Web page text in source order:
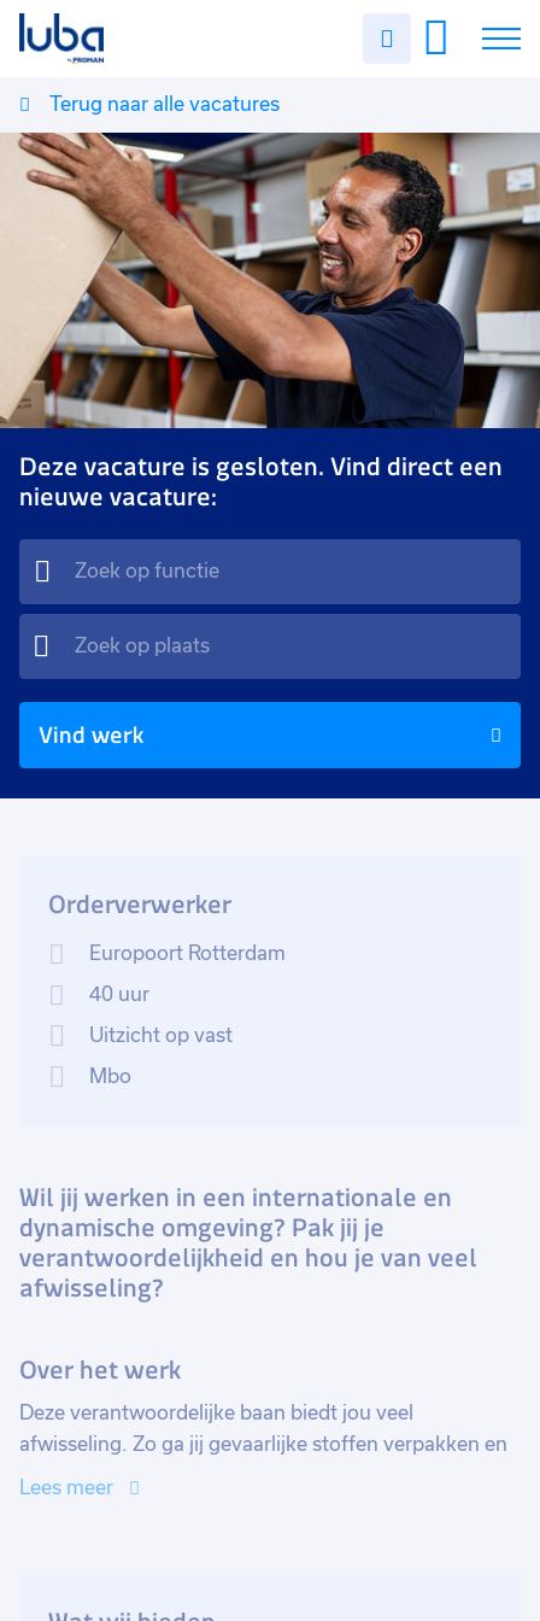
Uren
Vacatures
Over ons
Voor werkgevers
Contact
Terug naar alle vacatures
Deze vacature is gesloten. Vind direct een
nieuwe vacature:
Vind werk
Orderverwerker
Europoort Rotterdam
40 uur
Uitzicht op vast
Mbo
Wil jij werken in een internationale en
dynamische omgeving? Pak jij je
verantwoordelijkheid en hou je van veel
afwisseling?
Over het werk
Deze verantwoordelijke baan biedt jou veel
afwisseling. Zo ga jij gevaarlijke stoffen verpakken en
documenteren, je checkt zendingen op locatie en
Lees meer